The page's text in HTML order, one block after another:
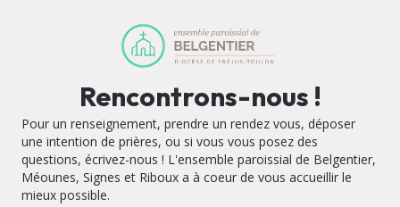
Rencontrons-nous !
Pour un renseignement, prendre un rendez vous, déposer
une intention de prières, ou si vous vous posez des
questions, écrivez-nous ! L'ensemble paroissial de Belgentier,
Méounes, Signes et Riboux a à coeur de vous accueillir le
mieux possible.